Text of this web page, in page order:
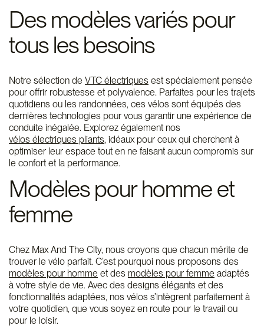
Des modèles variés pour
tous les besoins
Notre sélection de VTC électriques est spécialement pensée
pour offrir robustesse et polyvalence. Parfaites pour les trajets
quotidiens ou les randonnées, ces vélos sont équipés des
dernières technologies pour vous garantir une expérience de
conduite inégalée. Explorez également nos
vélos électriques pliants, idéaux pour ceux qui cherchent à
optimiser leur espace tout en ne faisant aucun compromis sur
le confort et la performance.
Modèles pour homme et
femme
Chez Max And The City, nous croyons que chacun mérite de
trouver le vélo parfait. C’est pourquoi nous proposons des
modèles pour homme et des modèles pour femme adaptés
à votre style de vie. Avec des designs élégants et des
fonctionnalités adaptées, nos vélos s’intègrent parfaitement à
votre quotidien, que vous soyez en route pour le travail ou
pour le loisir.